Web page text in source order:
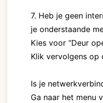
7. Heb je geen
je onderstaande
Kies voor “Deur
Klik vervolgens op
Is je
Ga naar het menu